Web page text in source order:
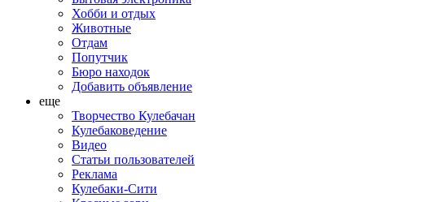
Хобби и отдых
Животные
Отдам
Попутчик
Бюро находок
Добавить объявление
еще
Творчество Кулебачан
Кулебаковедение
Видео
Статьи пользователей
Реклама
Кулебаки-Сити